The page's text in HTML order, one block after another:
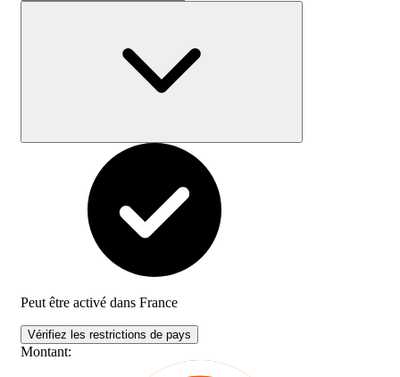
Peut être activé dans France
Vérifiez les restrictions de pays
Montant: